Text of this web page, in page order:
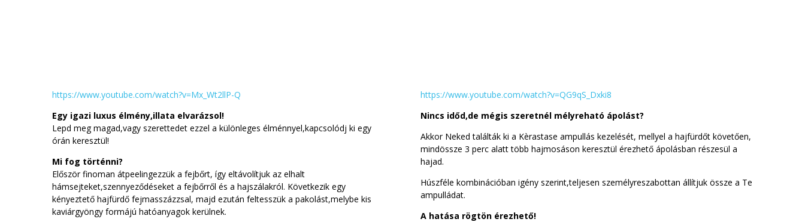
https://www.youtube.com/watch?v=Mx_Wt2llP-Q
Egy igazi luxus élmény,illata elvarázsol!
Lepd meg magad,vagy szerettedet ezzel a különleges élménnyel,kapcsolódj ki egy
órán keresztül!
Mi fog történni?
Először finoman átpeelingezzük a fejbőrt, így eltávolítjuk az elhalt
hámsejteket,szennyeződéseket a fejbőrről és a hajszálakról. Következik egy
kényeztető hajfürdő fejmasszázzsal, majd ezután feltesszük a pakolást,melybe kis
kaviárgyöngy formájú hatóanyagok kerülnek.
https://www.youtube.com/watch?v=QG9qS_Dxki8
Nincs időd,de mégis szeretnél mélyreható ápolást?
Akkor Neked találták ki a Kèrastase ampullás kezelését, mellyel a hajfürdőt követően,
mindössze 3 perc alatt több hajmosáson keresztül érezhető ápolásban részesül a
hajad.
Húszféle kombinációban igény szerint,teljesen személyreszabottan állítjuk össze a Te
ampulládat.
A hatása rögtön érezhető!